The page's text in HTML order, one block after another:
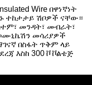
Wire በዋነኛነት
ተከታታይ ሽቦዎች ናቸው።
መንዳት፣ መብራት፣
መሳሪያዎች
በስፋት ጥቅም ላይ
እስከ 300 ቮ ቮልቴጅ